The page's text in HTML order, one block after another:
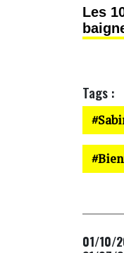
Les
Tags :
01/10/